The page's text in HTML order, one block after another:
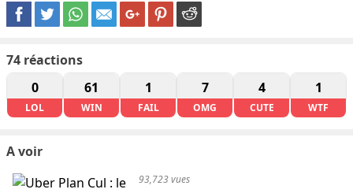
74 réactions
0
LOL
61
WIN
1
FAIL
7
OMG
4
CUTE
1
WTF
A voir
93,723 vues